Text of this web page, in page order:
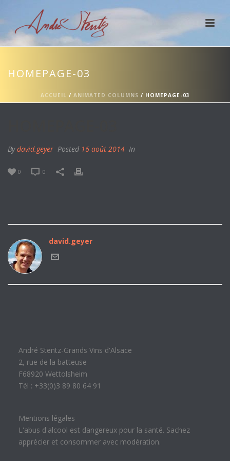
HOMEPAGE-03
ACCUEIL / ANIMATED COLUMNS / HOMEPAGE-03
Bydavid.geyer Posted 16 août 2014 In
0 0
david.geyer
André Stentz-Grands Vins d'Alsace
2, rue de la batteuse
F68920 Wettolsheim
Tél : +33(0)3 89 80 64 91
Mentions légales
L'abus d'alcool est dangereux pour la santé. Sachez
apprécier et consommer avec modération.